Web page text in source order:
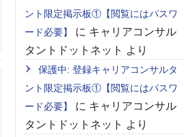
ント限定掲示板①【閲覧にはパスワ
ード必要】
に キャリアコンサル
タントドットネット より
保護中: 登録キャリアコンサルタ
ント限定掲示板①【閲覧にはパスワ
ード必要】
に キャリアコンサル
タントドットネット より